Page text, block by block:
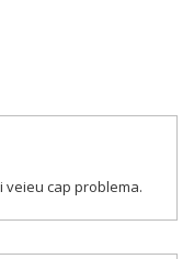
veieu cap problema.